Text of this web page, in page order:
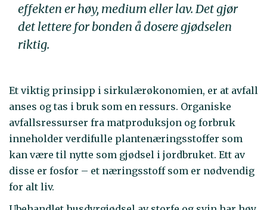
effekten er høy, medium eller lav. Det gjør
det lettere for bonden å dosere gjødselen
riktig.
Et viktig prinsipp i sirkulærøkonomien, er at avfall
anses og tas i bruk som en ressurs. Organiske
avfallsressurser fra matproduksjon og forbruk
inneholder verdifulle plantenæringsstoffer som
kan være til nytte som gjødsel i jordbruket. Ett av
disse er fosfor – et næringsstoff som er nødvendig
for alt liv.